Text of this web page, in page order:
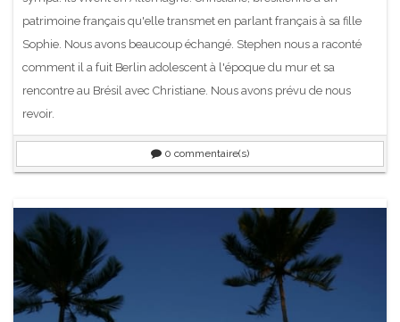
patrimoine français qu'elle transmet en parlant français à sa fille
Sophie. Nous avons beaucoup échangé. Stephen nous a raconté
comment il a fuit Berlin adolescent à l'époque du mur et sa
rencontre au Brésil avec Christiane. Nous avons prévu de nous
revoir.
0 commentaire(s)